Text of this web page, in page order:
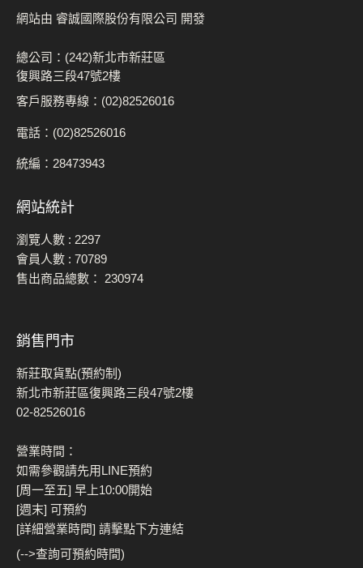
網站由 睿誠國際股份有限公司 開發
總公司：(242)新北市新莊區
復興路三段47號2樓
客戶服務專線：(02)82526016
電話：(02)82526016
統編：28473943
網站統計
瀏覽人數 : 2297
會員人數 : 70789
售出商品總數： 230974
銷售門市
新莊取貨點(預約制)
新北市新莊區復興路三段47號2樓
02-82526016
營業時間：
如需參觀請先用LINE預約
[周一至五] 早上10:00開始
[週末] 可預約
[詳細營業時間] 請擊點下方連結
(-->查詢可預約時間)